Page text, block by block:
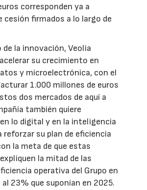
corresponden ya a
firmados a lo largo de
de la innovación, Veolia
su crecimiento en
y microelectrónica, con el
1.000 millones de euros
dos mercados de aquí a
también quiere
lo digital y en la inteligencia
reforzar su plan de eficiencia
la meta de que estas
la mitad de las
operativa del Grupo en
23% que suponían en 2025.